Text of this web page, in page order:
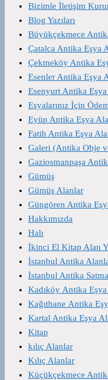
Bizimle İletişim
Blog Yazıları
Büyükçekmece
Çatalca Antika Eşya
Çekmeköy Antika
Esenler Antika Eşya
Esenyurt Antika
Eşyalarınız İçin
Eyüp Antika Eşya
Fatih Antika Eşya
Galeri (Antika Obje
Gaziosmanpaşa
Gümüş
Gümüş Alanlar
Güngören Antika
Hakkımızda
Halı
İkinci El Kitap Alan
İstanbul Antika
İstanbul Antika
Kadıköy Antika
Kağıthane Antika
Kartal Antika Eşya
Kitap
kılıç Alanlar
Kılıç Alanlar
Küçükçekmece